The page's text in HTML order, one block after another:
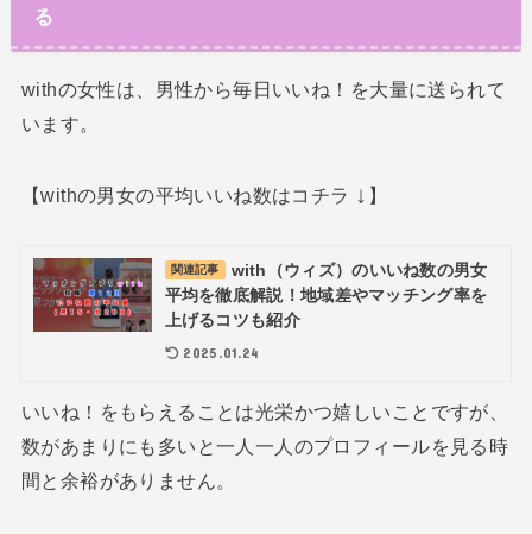
る
withの女性は、男性から毎日いいね！を大量に送られて
います。
【withの男女の平均いいね数はコチラ ↓ 】
関連記事
with（ウィズ）のいいね数の男女
平均を徹底解説！地域差やマッチング率を
上げるコツも紹介
2025.01.24
いいね！をもらえることは光栄かつ嬉しいことですが、
数があまりにも多いと一人一人のプロフィールを見る時
間と余裕がありません。